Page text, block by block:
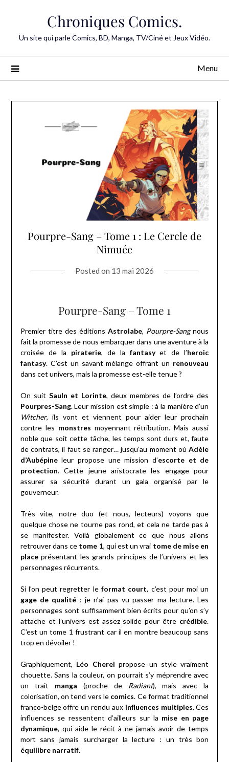
Chroniques Comics.
Un site qui parle Comics, BD, Manga, TV/Ciné et Jeux Vidéo.
Menu
Pourpre-Sang – Tome 1 : Le Cercle de
Nimuée
Posted on 13 mai 2026
Pourpre-Sang – Tome 1
Premier titre des éditionsAstrolabe, Pourpre-Sangnous
fait la promesse de nous embarquer dans une aventure à la
croisée de la piraterie, de la fantasyet de l’heroic
fantasy. C’est un savant mélange offrant un renouveau
dans cet univers, mais la promesse est-elle tenue ?
On suit Sauln et Lorinte, deux membres de l’ordre des
Pourpres-Sang. Leur mission est simple : à la manière d’un
Witcher, ils vont et viennent pour aider leur prochain
contre les monstres moyennant rétribution. Mais aussi
noble que soit cette tâche, les temps sont durs et, faute
de contrats, il faut se ranger… jusqu’au moment oùAdèle
d’Aubépineleur propose une mission d’escorte et de
protection. Cette jeune aristocrate les engage pour
assurer sa sécurité durant un gala organisé par le
gouverneur.
Très vite, notre duo (et nous, lecteurs) voyons que
quelque chose ne tourne pas rond, et cela ne tarde pas à
se manifester. Voilà globalement ce que nous allons
retrouver dans ce tome 1, qui est un vrai tome de mise en
placeprésentant les grands principes de l’univers et les
personnages récurrents.
Si l’on peut regretter le format court, c’est pour moi un
gage de qualité : je n’ai pas vu passer ma lecture. Les
personnages sont suffisamment bien écrits pour qu’on s’y
attache et l’univers est assez solide pour être crédible.
C’est un tome 1 frustrant car il en montre beaucoup sans
trop en dévoiler !
Graphiquement, Léo Cherel propose un style vraiment
chouette. Sans la couleur, on pourrait s’y méprendre avec
un trait manga (proche de Radiant), mais avec la
colorisation, on tend vers le comics. Ce format traditionnel
franco-belge offre un rendu aux influences multiples. Ces
influences se ressentent d’ailleurs sur la mise en page
dynamique, qui aide le récit à ne jamais avoir de temps
mort sans jamais surcharger la lecture : un très bon
équilibre narratif.